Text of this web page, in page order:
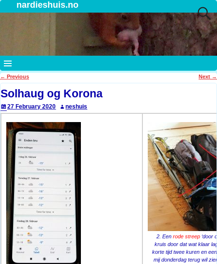
nardieshuis.no
Post navigation
← Previous Next →
Solhaug og Korona
27 February 2020 neshuis
2. Eenrode streep ‘door
kruis door dat wat klaar
korte tijd twee kuren en
mij donderdag terug wil